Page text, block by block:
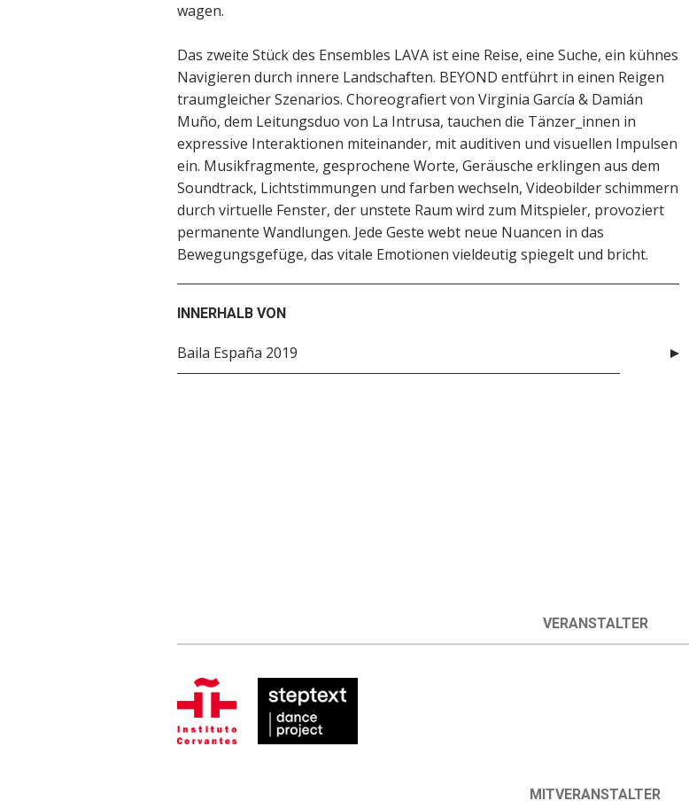
wagen.
Das zweite Stück des Ensembles LAVA ist eine Reise, eine Suche, ein kühnes
Navigieren durch innere Landschaften. BEYOND entführt in einen Reigen
traumgleicher Szenarios. Choreografiert von Virginia García & Damián
Muño, dem Leitungsduo von La Intrusa, tauchen die Tänzer_innen in
expressive Interaktionen miteinander, mit auditiven und visuellen Impulsen
ein. Musikfragmente, gesprochene Worte, Geräusche erklingen aus dem
Soundtrack, Lichtstimmungen und farben wechseln, Videobilder schimmern
durch virtuelle Fenster, der unstete Raum wird zum Mitspieler, provoziert
permanente Wandlungen. Jede Geste webt neue Nuancen in das
Bewegungsgefüge, das vitale Emotionen vieldeutig spiegelt und bricht.
INNERHALB VON
Baila España 2019
VERANSTALTER
MITVERANSTALTER